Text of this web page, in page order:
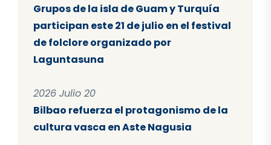
Grupos de la isla de Guam y Turquía
participan este 21 de julio en el festival
de folclore organizado por
Laguntasuna
2026 Julio 20
Bilbao refuerza el protagonismo de la
cultura vasca en Aste Nagusia